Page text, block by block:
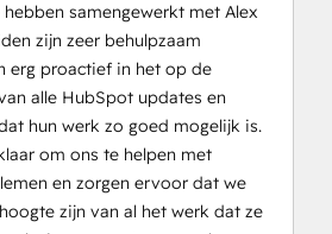
samengewerkt met Alex
zijn zeer behulpzaam
erg proactief in het op de
alle HubSpot updates en
hun werk zo goed mogelijk is.
om ons te helpen met
en zorgen ervoor dat we
zijn van al het werk dat ze